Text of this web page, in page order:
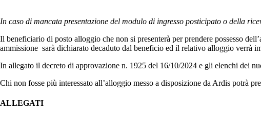
In caso di mancata presentazione del modulo di ingresso posticipato o della
Il beneficiario di posto alloggio che non si presenterà per prendere possesso
ammissione sarà dichiarato decaduto dal beneficio ed il relativo alloggio verrà
In allegato il decreto di approvazione n. 1925 del 16/10/2024 e gli elenchi dei
Chi non fosse più interessato all’alloggio messo a disposizione da Ardis potrà
ALLEGATI